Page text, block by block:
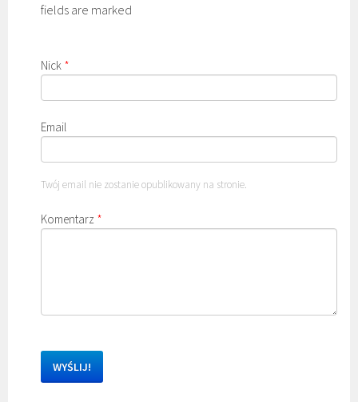
fields are marked
Nick *
Email
Twój email nie zostanie opublikowany na stronie.
Komentarz *